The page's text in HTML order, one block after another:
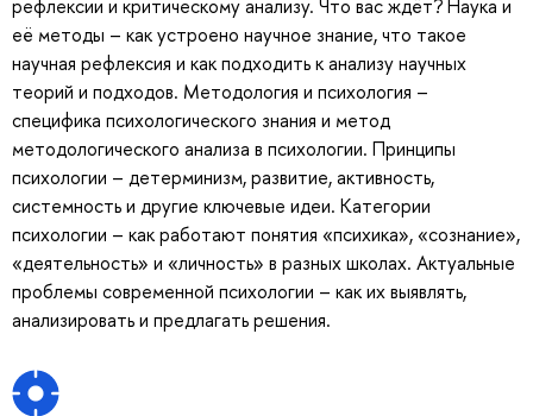
рефлексии и критическому анализу. Что вас ждёт? Наука и
её методы – как устроено научное знание, что такое
научная рефлексия и как подходить к анализу научных
теорий и подходов. Методология и психология –
специфика психологического знания и метод
методологического анализа в психологии. Принципы
психологии – детерминизм, развитие, активность,
системность и другие ключевые идеи. Категории
психологии – как работают понятия «психика», «сознание»,
«деятельность» и «личность» в разных школах. Актуальные
проблемы современной психологии – как их выявлять,
анализировать и предлагать решения.